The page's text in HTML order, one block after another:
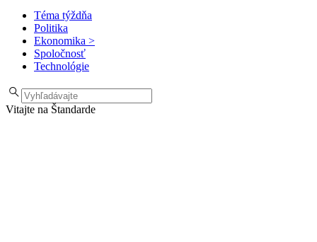
Téma týždňa
Politika
Ekonomika >
Spoločnosť
Technológie
Vitajte na Štandarde